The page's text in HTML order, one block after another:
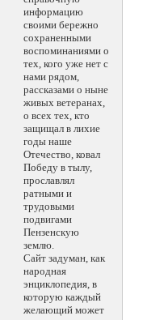
информацию
своими бережно
сохраненными
воспоминаниями о
тех, кого уже нет с
нами рядом,
рассказами о ныне
живых ветеранах,
о всех тех, кто
защищал в лихие
годы наше
Отечество, ковал
Победу в тылу,
прославлял
ратными и
трудовыми
подвигами
Пензенскую
землю.
Сайт задуман, как
народная
энциклопедия, в
которую каждый
желающий может